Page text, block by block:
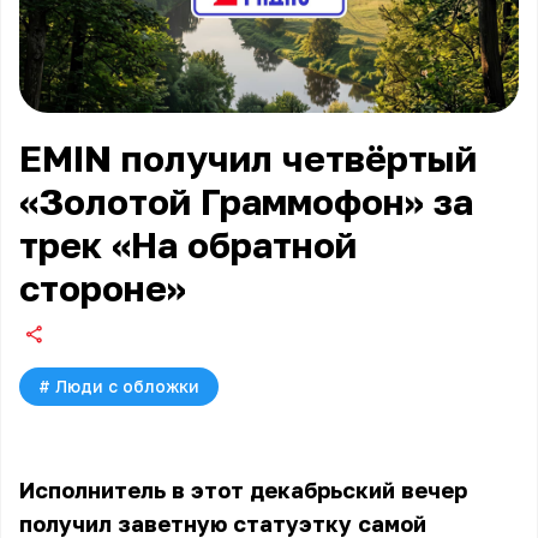
EMIN получил четвёртый
«Золотой Граммофон» за
трек «На обратной
стороне»
# Люди с обложки
Исполнитель в этот декабрьский вечер
получил заветную статуэтку самой